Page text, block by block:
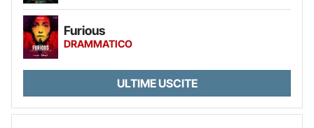
Furious
DRAMMATICO
ULTIME USCITE